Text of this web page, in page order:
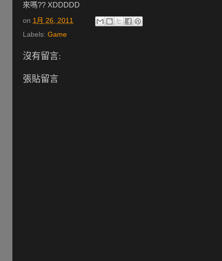
來嗎?? XDDDDD
on 1月 26, 2011
Labels: Game
沒有留言:
張貼留言